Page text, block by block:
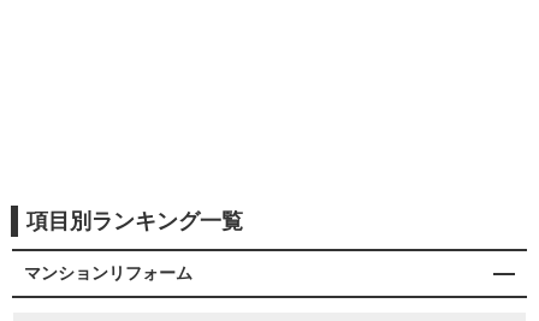
項目別ランキング一覧
マンションリフォーム